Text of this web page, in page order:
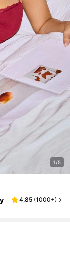
1/5
4,85 (1000+)